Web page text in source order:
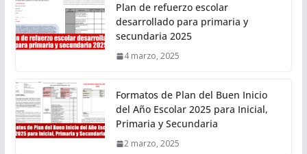
Plan de refuerzo escolar
desarrollado para primaria y
secundaria 2025
4 marzo, 2025
Formatos de Plan del Buen Inicio
del Año Escolar 2025 para Inicial,
Primaria y Secundaria
2 marzo, 2025